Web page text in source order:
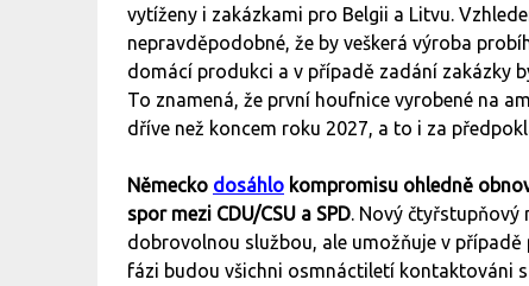
vytíženy i zakázkami pro Belgii a Litvu.
nepravděpodobné, že by veškerá výroba
domácí produkci a v případě zadání zakázky
To znamená, že první houfnice vyrobené na
dříve než koncem roku 2027, a to i za
Německo dosáhlo kompromisu ohledně
spor mezi CDU/CSU a SPD. Nový čtyřstupňový
dobrovolnou službou, ale umožňuje v
fázi budou všichni osmnáctiletí kontaktováni